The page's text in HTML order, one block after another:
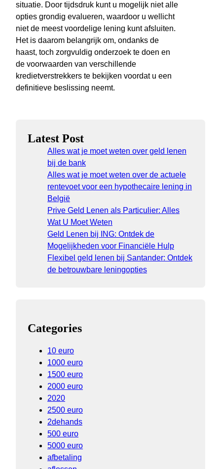
situatie. Door tijdsdruk kunt u mogelijk niet alle
opties grondig evalueren, waardoor u wellicht
niet de meest voordelige lening kunt afsluiten.
Het is daarom belangrijk om, ondanks de
haast, toch zorgvuldig onderzoek te doen en
de voorwaarden van verschillende
kredietverstrekkers te bekijken voordat u een
definitieve beslissing neemt.
Latest Post
Alles wat je moet weten over geld lenen
bij de bank
Alles wat je moet weten over de actuele
rentevoet voor een hypothecaire lening in
België
Prive Geld Lenen als Particulier: Alles
Wat U Moet Weten
Geld Lenen bij ING: Ontdek de
Mogelijkheden voor Financiële Hulp
Flexibel geld lenen bij Santander: Ontdek
de betrouwbare leningopties
Categories
10 euro
1000 euro
1500 euro
2000 euro
2020
2500 euro
2dehands
500 euro
5000 euro
afbetaling